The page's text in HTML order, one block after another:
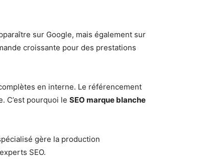
sur Google, mais également sur
croissante pour des prestations
en interne. Le référencement
C’est pourquoi le SEO marque blanche
gère la production
SEO.